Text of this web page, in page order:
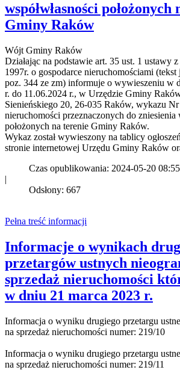
współwłasności położonych
Gminy Raków
Wójt Gminy Raków
Działając na podstawie art. 35 ust. 1 ustawy
1997r. o gospodarce nieruchomościami
poz. 344 ze zm) informuje o wywieszeniu w
r. do 11.06.2024 r., w Urzędzie Gminy
Sienieńskiego 20, 26-035 Raków, wykazu
nieruchomości przeznaczonych do zniesienia
położonych na terenie Gminy Raków.
Wykaz został wywieszony na tablicy
stronie internetowej Urzędu Gminy Raków
Czas opublikowania: 2024-05-20 08:55
|
Odsłony: 667
Pełna treść informacji
Informacje o wynikach
przetargów ustnych
sprzedaż nieruchomości
w dniu 21 marca 2023 r.
Informacja o wyniku drugiego przetargu
na sprzedaż nieruchomości numer: 219/10
Informacja o wyniku drugiego przetargu
na sprzedaż nieruchomości numer: 219/11